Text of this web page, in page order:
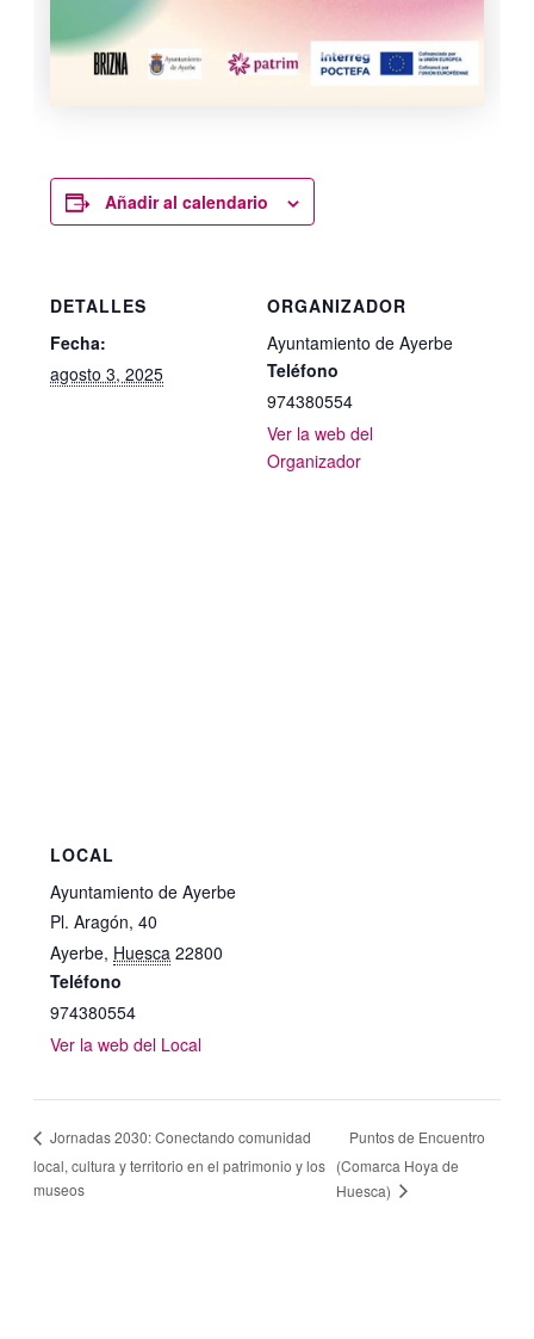
Añadir al calendario
DETALLES
Fecha:
agosto 3, 2025
ORGANIZADOR
Ayuntamiento de Ayerbe
Teléfono
974380554
Ver la web del
Organizador
LOCAL
Ayuntamiento de Ayerbe
Pl. Aragón, 40
Ayerbe, Huesca 22800
Teléfono
974380554
Ver la web del Local
Jornadas 2030: Conectando comunidad
local, cultura y territorio en el patrimonio y los
museos
Puntos de Encuentro
(Comarca Hoya de
Huesca)